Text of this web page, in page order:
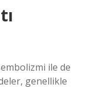
ile de
genellikle